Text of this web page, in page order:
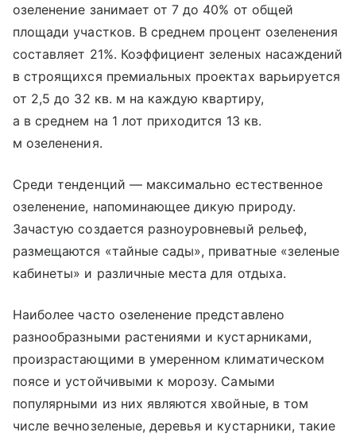
озеленение занимает от 7 до 40% от общей
площади участков. В среднем процент озеленения
составляет 21%. Коэффициент зеленых насаждений
в строящихся премиальных проектах варьируется
от 2,5 до 32 кв. м на каждую квартиру,
а в среднем на 1 лот приходится 13 кв.
м озеленения.
Среди тенденций — максимально естественное
озеленение, напоминающее дикую природу.
Зачастую создается разноуровневый рельеф,
размещаются «тайные сады», приватные «зеленые
кабинеты» и различные места для отдыха.
Наиболее часто озеленение представлено
разнообразными растениями и кустарниками,
произрастающими в умеренном климатическом
поясе и устойчивыми к морозу. Самыми
популярными из них являются хвойные, в том
числе вечнозеленые, деревья и кустарники, такие